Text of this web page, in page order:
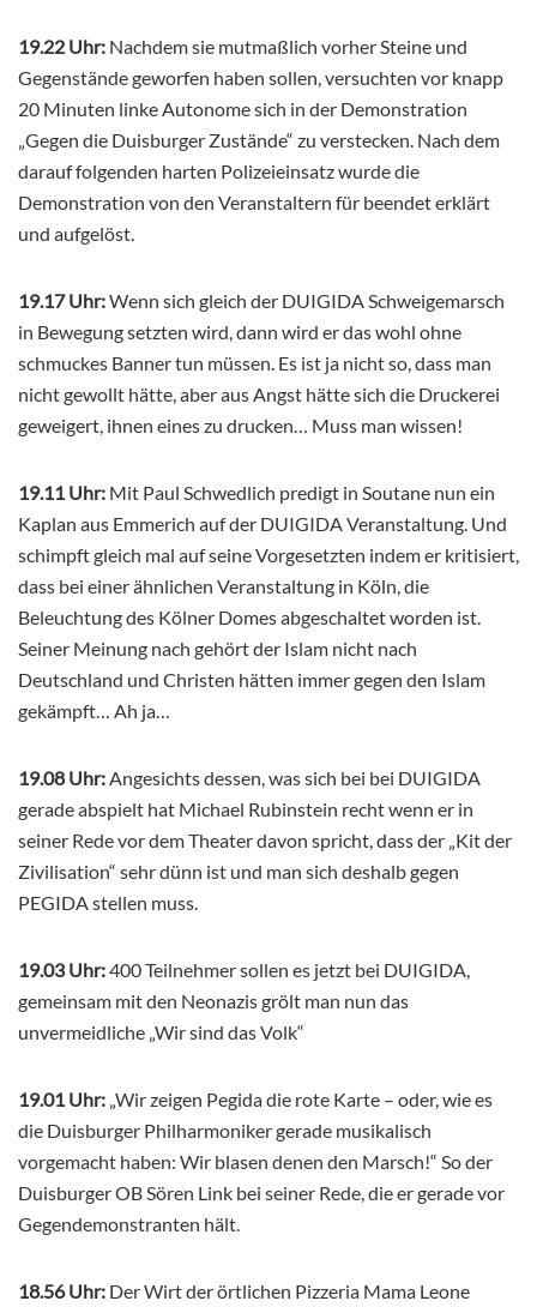
19.22 Uhr: Nachdem sie mutmaßlich vorher Steine und
Gegenstände geworfen haben sollen, versuchten vor knapp
20 Minuten linke Autonome sich in der Demonstration
„Gegen die Duisburger Zustände“ zu verstecken. Nach dem
darauf folgenden harten Polizeieinsatz wurde die
Demonstration von den Veranstaltern für beendet erklärt
und aufgelöst.
19.17 Uhr:Wenn sich gleich der DUIGIDA Schweigemarsch
in Bewegung setzten wird, dann wird er das wohl ohne
schmuckes Banner tun müssen. Es ist ja nicht so, dass man
nicht gewollt hätte, aber aus Angst hätte sich die Druckerei
geweigert, ihnen eines zu drucken… Muss man wissen!
19.11 Uhr: Mit Paul Schwedlich predigt in Soutane nun ein
Kaplan aus Emmerich auf der DUIGIDA Veranstaltung. Und
schimpft gleich mal auf seine Vorgesetzten indem er kritisiert,
dass bei einer ähnlichen Veranstaltung in Köln, die
Beleuchtung des Kölner Domes abgeschaltet worden ist.
Seiner Meinung nach gehört der Islam nicht nach
Deutschland und Christen hätten immer gegen den Islam
gekämpft… Ah ja…
19.08 Uhr:Angesichts dessen, was sich bei bei DUIGIDA
gerade abspielt hat Michael Rubinstein recht wenn er in
seiner Rede vor dem Theater davon spricht, dass der „Kit der
Zivilisation“ sehr dünn ist und man sich deshalb gegen
PEGIDA stellen muss.
19.03 Uhr:400 Teilnehmer sollen es jetzt bei DUIGIDA,
gemeinsam mit den Neonazis grölt man nun das
unvermeidliche „Wir sind das Volk“
19.01 Uhr: „Wir zeigen Pegida die rote Karte – oder, wie es
die Duisburger Philharmoniker gerade musikalisch
vorgemacht haben: Wir blasen denen den Marsch!“ So der
Duisburger OB Sören Link bei seiner Rede, die er gerade vor
Gegendemonstranten hält.
18.56 Uhr: Der Wirt der örtlichen Pizzeria Mama Leone